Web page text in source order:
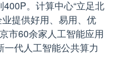
。计算中心“立足北
提供好用、易用、优
市60余家人工智能应用
一代人工智能公共算力